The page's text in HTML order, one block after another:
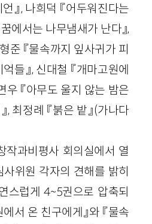
』, 나희덕 『어두워진다는
꿈에서는 나무냄새가 난다』,
준 『물속까지 잎사귀가 피
들』, 신대철 『개마고원에
우 『아무도 울지 않는 밤은
, 최정례 『붉은 밭』(가나다
작과비평사 회의실에서 열
위원 각자의 견해를 밝히
스럽게 4~5권으로 압축되
서 온 친구에게』와 『물속